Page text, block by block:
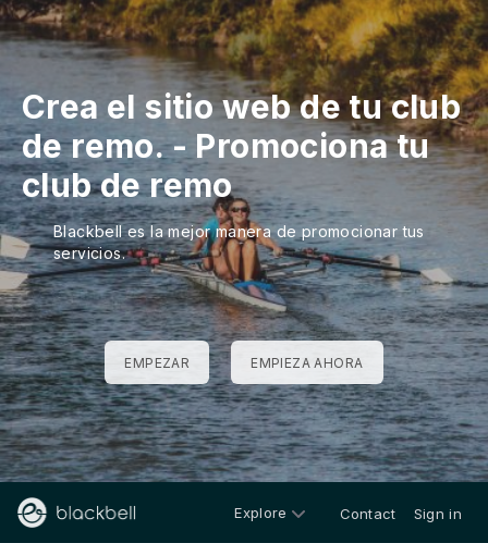
Crea el sitio web de tu club
de remo.- Promociona tu
club de remo
Blackbell es la mejor manera de promocionar tus
servicios.
EMPEZAR EMPIEZA AHORA
Explore Contact Sign in